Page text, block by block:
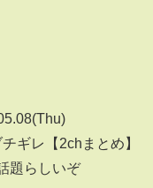
ギレ【2chまとめ】
題らしいぞ